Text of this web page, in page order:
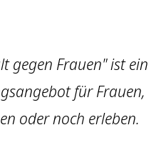
gegen Frauen" ist ein
für Frauen,
oder noch erleben.